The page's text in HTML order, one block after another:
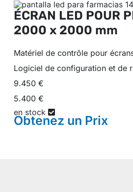
ÉCRAN LED POUR
2000 x 2000 mm
Matériel de contrôle pour
Logiciel de configuration et de
9.450 €
5.400 €
en stock
Obtenez un Prix